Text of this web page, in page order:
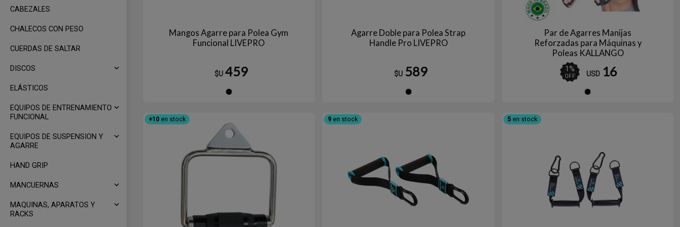
CABEZALES
CHALECOS CON PESO
CUERDAS DE SALTAR
DISCOS
ELÁSTICOS
EQUIPOS DE ENTRENAMIENTO
FUNCIONAL
EQUIPOS DE SUSPENSION Y
AGARRE
HAND GRIP
MANCUERNAS
MAQUINAS, APARATOS Y
RACKS
Mangos Agarre para Polea Gym
Funcional LIVEPRO
$U 459
Agarre Doble para Polea Strap
Handle Pro LIVEPRO
$U 589
Par de Agarres Manijas
Reforzadas para Máquinas y
Poleas KALLANGO
1 %
OFF USD 16
+10en stock 9 en stock 5en stock